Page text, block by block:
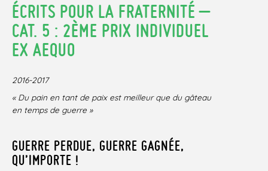
ÉCRITS POUR LA FRATERNITÉ –
CAT. 5 : 2ÈME PRIX INDIVIDUEL
EX AEQUO
2016-2017
« Du pain en tant de paix est meilleur que du gâteau
en temps de guerre »
GUERRE PERDUE, GUERRE GAGNÉE,
QU’IMPORTE !